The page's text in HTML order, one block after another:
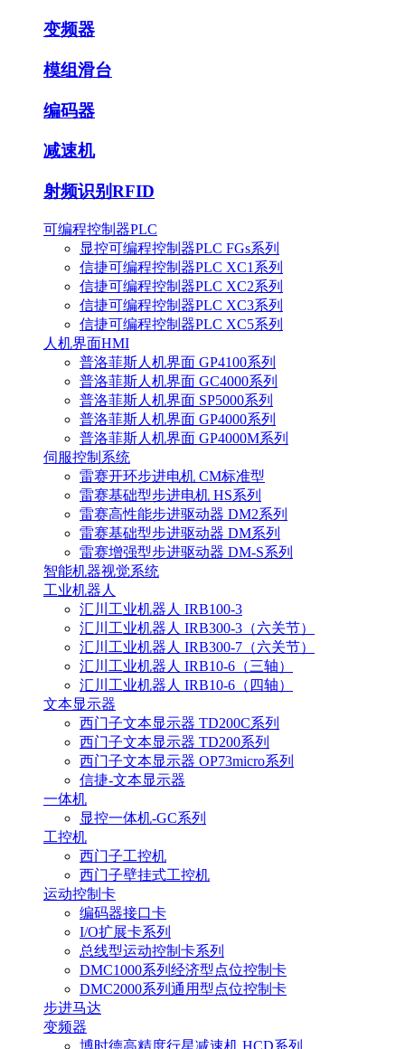
变频器
模组滑台
编码器
减速机
射频识别RFID
可编程控制器PLC
显控可编程控制器PLC FGs系列
信捷可编程控制器PLC XC1系列
信捷可编程控制器PLC XC2系列
信捷可编程控制器PLC XC3系列
信捷可编程控制器PLC XC5系列
人机界面HMI
普洛菲斯人机界面 GP4100系列
普洛菲斯人机界面 GC4000系列
普洛菲斯人机界面 SP5000系列
普洛菲斯人机界面 GP4000系列
普洛菲斯人机界面 GP4000M系列
伺服控制系统
雷赛开环步进电机 CM标准型
雷赛基础型步进电机 HS系列
雷赛高性能步进驱动器 DM2系列
雷赛基础型步进驱动器 DM系列
雷赛增强型步进驱动器 DM-S系列
智能机器视觉系统
工业机器人
汇川工业机器人 IRB100-3
汇川工业机器人 IRB300-3（六关节）
汇川工业机器人 IRB300-7（六关节）
汇川工业机器人 IRB10-6（三轴）
汇川工业机器人 IRB10-6（四轴）
文本显示器
西门子文本显示器 TD200C系列
西门子文本显示器 TD200系列
西门子文本显示器 OP73micro系列
信捷-文本显示器
一体机
显控一体机-GC系列
工控机
西门子工控机
西门子壁挂式工控机
运动控制卡
编码器接口卡
I/O扩展卡系列
总线型运动控制卡系列
DMC1000系列经济型点位控制卡
DMC2000系列通用型点位控制卡
步进马达
变频器
博时德高精度行星减速机 HCD系列